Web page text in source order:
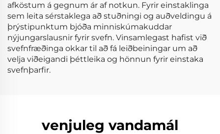
afköstum á gegnum ár af notkun. Fyrir einstaklinga
sem leita sérstaklega að stuðningi og auðveldingu á
þrýstipunktum bjóða minniskúmakuddar
nýjungarslausnir fyrir svefn. Vinsamlegast hafist við
svefnfræðinga okkar til að fá leiðbeiningar um að
velja viðeigandi þéttleika og hönnun fyrir einstaka
svefnþarfir.
venjuleg vandamál